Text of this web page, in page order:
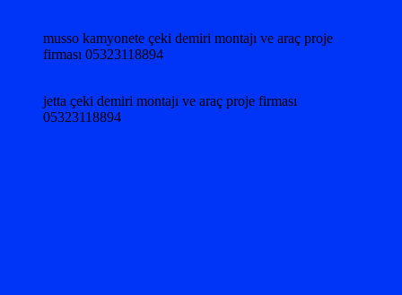
musso kamyonete çeki demiri montajı ve araç proje
firması 05323118894
jetta çeki demiri montajı ve araç proje firması
05323118894